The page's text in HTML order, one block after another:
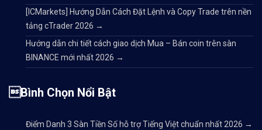
[ICMarkets] Hướng Dẫn Cách Đặt Lệnh và Copy Trade trên nền
tảng cTrader 2026 →
Hướng dẫn chi tiết cách giao dịch Mua – Bán coin trên sàn
BINANCE mới nhất 2026 →
Bình Chọn Nổi Bật
Điểm Danh 3 Sàn Tiền Số hỗ trợ Tiếng Việt chuẩn nhất 2026 →